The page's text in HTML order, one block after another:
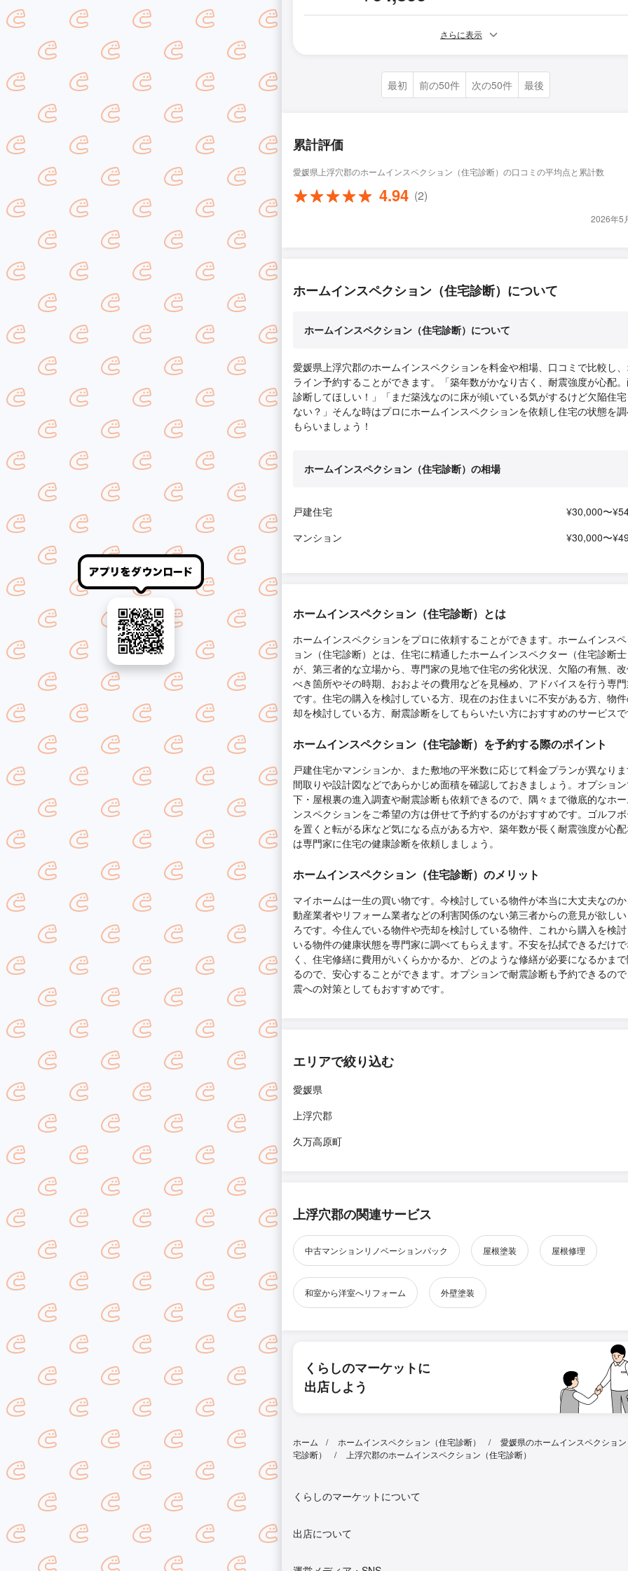
さらに表示
最初 前の50件 次の50件 最後
累計評価
愛媛県上浮穴郡のホームインスペクション（住宅診断）の口コミの平均点と累計数
4.94 (2)
2026年5
ホームインスペクション（住宅診断）について
ホームインスペクション（住宅診断）について
愛媛県上浮穴郡のホームインスペクションを料金や相場、口コミで比較し
ライン予約することができます。「築年数がかなり古く、耐震強度が心配
診断してほしい！」「まだ築浅なのに床が傾いている気がするけど欠陥住
ない？」そんな時はプロにホームインスペクションを依頼し住宅の状態を
もらいましょう！
ホームインスペクション（住宅診断）の相場
戸建住宅
¥30,000〜
マンション
¥30,000〜
ホームインスペクション（住宅診断）とは
ホームインスペクションをプロに依頼することができます。ホームインス
ョン（住宅診断）とは、住宅に精通したホームインスペクター（住宅診断
が、第三者的な立場から、専門家の見地で住宅の劣化状況、欠陥の有無、
べき箇所やその時期、おおよその費用などを見極め、アドバイスを行う専
です。住宅の購入を検討している方、現在のお住まいに不安がある方、物
却を検討している方、耐震診断をしてもらいたい方におすすめのサービス
ホームインスペクション（住宅診断）を予約する際のポイント
戸建住宅かマンションか、また敷地の平米数に応じて料金プランが異なり
間取りや設計図などであらかじめ面積を確認しておきましょう。オプショ
下・屋根裏の進入調査や耐震診断も依頼できるので、隅々まで徹底的なホ
ンスペクションをご希望の方は併せて予約するのがおすすめです。ゴルフ
を置くと転がる床など気になる点がある方や、築年数が長く耐震強度が心
は専門家に住宅の健康診断を依頼しましょう。
ホームインスペクション（住宅診断）のメリット
マイホームは一生の買い物です。今検討している物件が本当に大丈夫なの
動産業者やリフォーム業者などの利害関係のない第三者からの意見が欲し
ろです。今住んでいる物件や売却を検討している物件、これから購入を検
いる物件の健康状態を専門家に調べてもらえます。不安を払拭できるだけ
く、住宅修繕に費用がいくらかかるか、どのような修繕が必要になるかま
るので、安心することができます。オプションで耐震診断も予約できるの
震への対策としてもおすすめです。
エリアで絞り込む
愛媛県
上浮穴郡
久万高原町
上浮穴郡の関連サービス
中古マンションリノベーションパック 屋根塗装 屋根修理
和室から洋室へリフォーム 外壁塗装
くらしのマーケットに
出店しよう
ホーム ホームインスペクション（住宅診断）
愛媛県のホームインスペクショ
宅診断）
上浮穴郡のホームインスペクション（住宅診断）
くらしのマーケットについて
出店について